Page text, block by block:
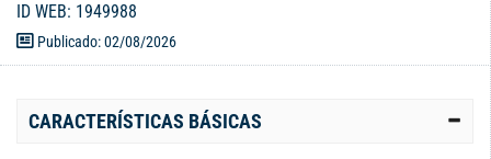
ID WEB: 1949988
Publicado: 02/08/2026
CARACTERÍSTICAS BÁSICAS